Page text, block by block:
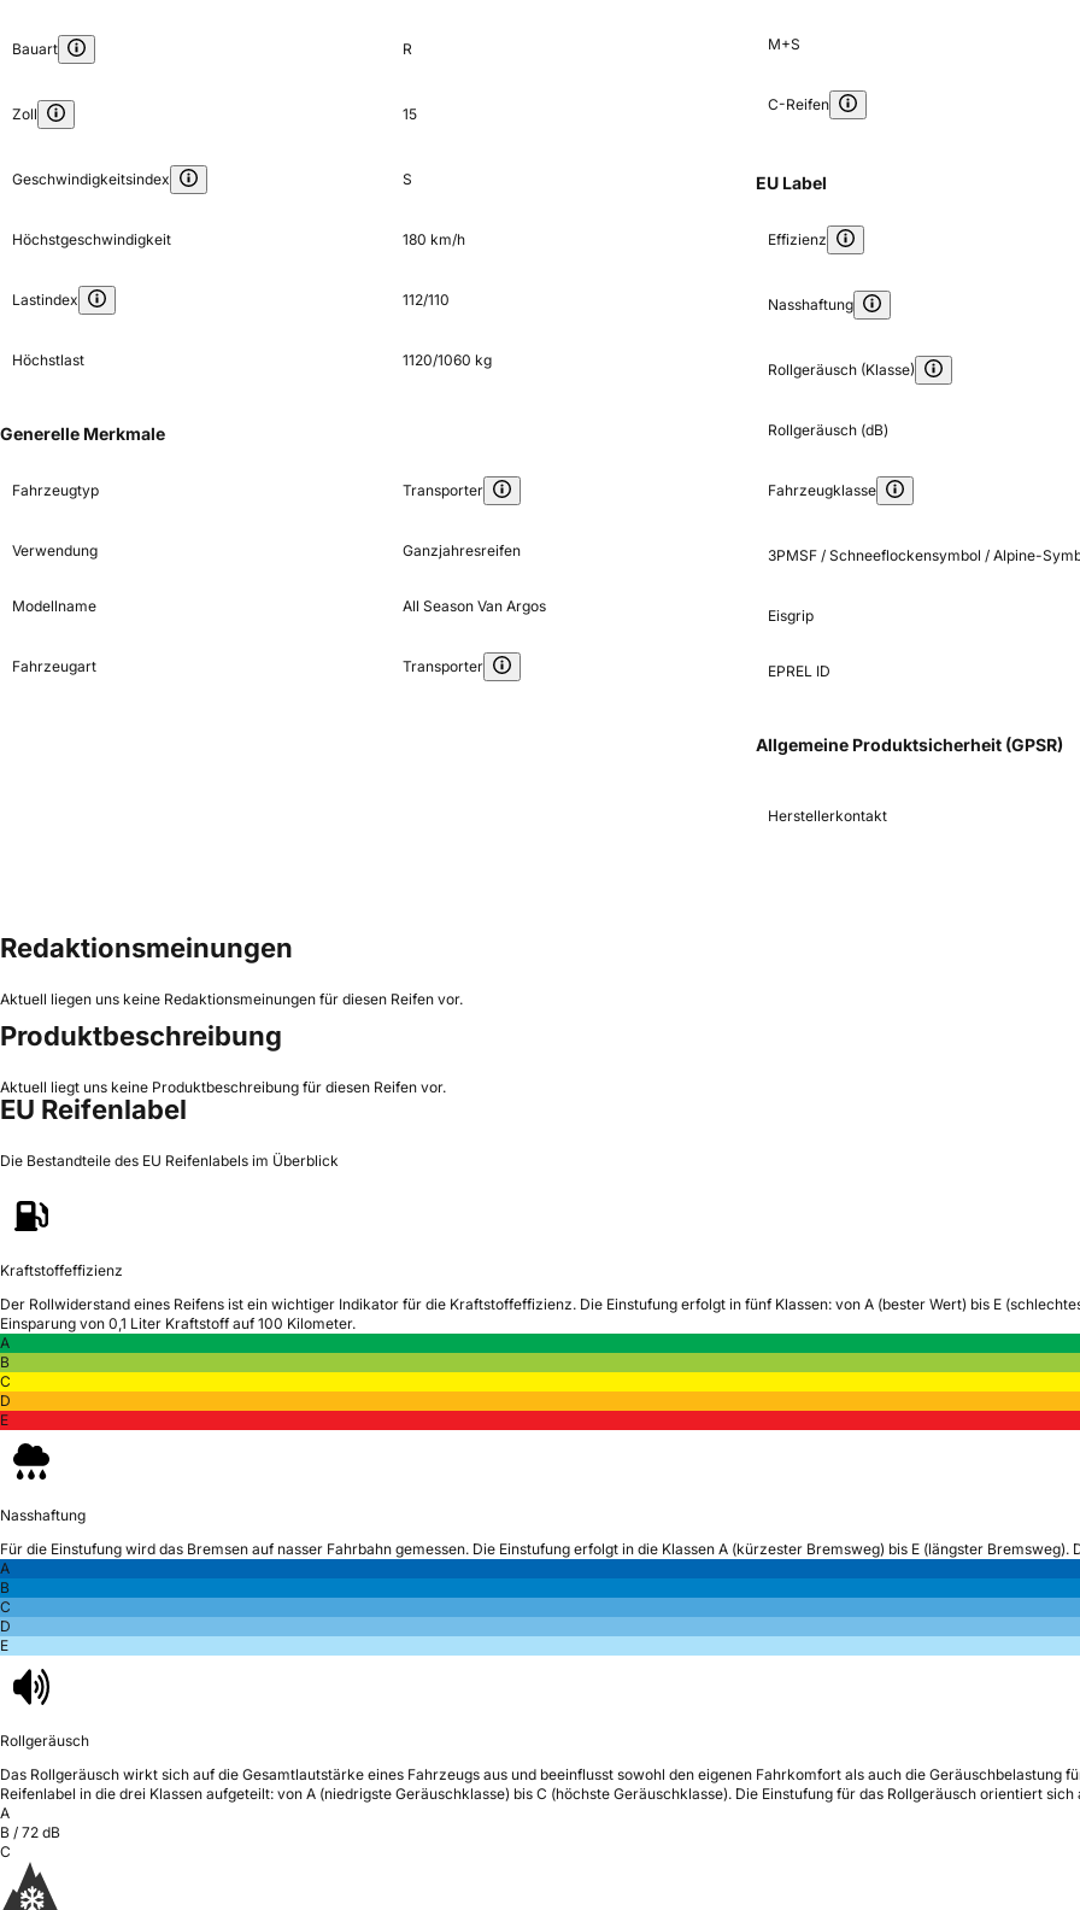
Bauart R
Zoll 15
Geschwindigkeitsindex S
Höchstgeschwindigkeit 180 km/h
Lastindex 112/110
Höchstlast 1120/1060 kg
Generelle Merkmale
Fahrzeugtyp Transporter
Verwendung Ganzjahresreifen
Modellname All Season Van Argos
Fahrzeugart Transporter
M+S
C-Reifen
EU Label
Effizienz
Nasshaftung
Rollgeräusch (Klasse)
Rollgeräusch (dB)
Fahrzeugklasse
3PMSF / Schneeflockensymbol / Alpine-
Eisgrip
EPREL ID
Allgemeine Produktsicherheit (GPSR)
Herstellerkontakt
Redaktionsmeinungen
Aktuell liegen uns keine Redaktionsmeinungen für diesen Reifen vor.
Produktbeschreibung
Aktuell liegt uns keine Produktbeschreibung für diesen Reifen vor.
EU Reifenlabel
Die Bestandteile des EU Reifenlabels im Überblick
Kraftstoffeffizienz
Der Rollwiderstand eines Reifens ist ein wichtiger Indikator für die Kraftstoffeffizienz. Die Einstufung erfolgt in fünf Klassen: von A (bester Wert) bis E
Einsparung von 0,1 Liter Kraftstoff auf 100 Kilometer.
A
B
C
D
E
Nasshaftung
Für die Einstufung wird das Bremsen auf nasser Fahrbahn gemessen. Die Einstufung erfolgt in die Klassen A (kürzester Bremsweg) bis E (längster
A
B
C
D
E
Rollgeräusch
Das Rollgeräusch wirkt sich auf die Gesamtlautstärke eines Fahrzeugs aus und beeinflusst sowohl den eigenen Fahrkomfort als auch die Geräuschbelastung
Reifenlabel in die drei Klassen aufgeteilt: von A (niedrigste Geräuschklasse) bis C (höchste Geräuschklasse). Die Einstufung für das Rollgeräusch orientiert sich
A
B / 72 dB
C